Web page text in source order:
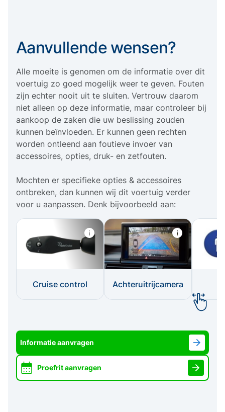
Aanvullende wensen?
Alle moeite is genomen om de informatie over dit
voertuig zo goed mogelijk weer te geven. Fouten
zijn echter nooit uit te sluiten. Vertrouw daarom
niet alleen op deze informatie, maar controleer bij
aankoop de zaken die uw beslissing zouden
kunnen beïnvloeden. Er kunnen geen rechten
worden ontleend aan foutieve invoer van
accessoires, opties, druk- en zetfouten.
Mochten er specifieke opties & accessoires
ontbreken, dan kunnen wij dit voertuig verder
voor u aanpassen. Denk bijvoorbeeld aan:
Cruise control Achteruitrijcamera
Informatie aanvragen
Proefrit aanvragen